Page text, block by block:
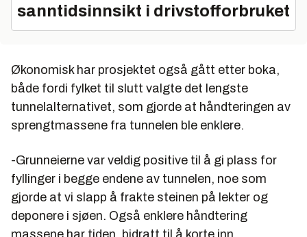
sanntidsinnsikt i drivstofforbruket
Økonomisk har prosjektet også gått etter boka,
både fordi fylket til slutt valgte det lengste
tunnelalternativet, som gjorde at håndteringen av
sprengtmassene fra tunnelen ble enklere.
-Grunneierne var veldig positive til å gi plass for
fyllinger i begge endene av tunnelen, noe som
gjorde at vi slapp å frakte steinen på lekter og
deponere i sjøen. Også enklere håndtering